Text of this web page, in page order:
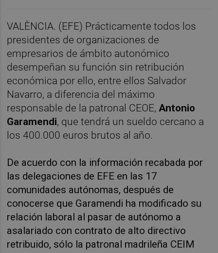
VALÈNCIA. (EFE) Prácticamente todos los
presidentes de organizaciones de
empresarios de ámbito autonómico
desempeñan su función sin retribución
económica por ello, entre ellos Salvador
Navarro, a diferencia del máximo
responsable de la patronal CEOE, Antonio
Garamendi, que tendrá un sueldo cercano a
los 400.000 euros brutos al año.
De acuerdo con la información recabada por
las delegaciones de EFE en las 17
comunidades autónomas, después de
conocerse que Garamendi ha modificado su
relación laboral al pasar de autónomo a
asalariado con contrato de alto directivo
retribuido, sólo la patronal madrileña CEIM